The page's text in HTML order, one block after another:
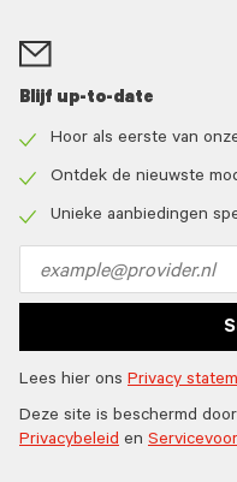
Blijf up-to-date
icon
Hoor als eerste van
icon
Ontdek de nieuwste
Unieke aanbiedingen
address
Lees hier ons Privacy
Deze site is beschermd
Privacybeleid en